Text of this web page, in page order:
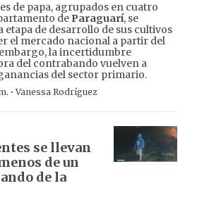
de papa, agrupados en cuatro
de Paraguarí, se
de desarrollo de sus cultivos
el mercado nacional a partir del
la incertidumbre
del contrabando vuelven a
del sector primario.
·Vanessa Rodríguez
se llevan
de un
de la